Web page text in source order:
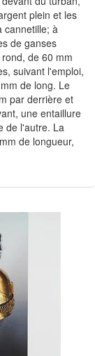
plein et les
cannetille; à
de ganses
de 60 mm
suivant l'emploi,
de long. Le
par derrière et
une entaillure
de l'autre. La
de longueur,